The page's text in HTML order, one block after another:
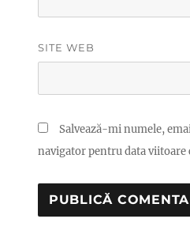
SITE WEB
Salvează-mi numele,
navigator pentru data viitoare